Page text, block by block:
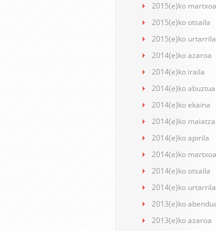
2015(e)ko martxoa
2015(e)ko otsaila
2015(e)ko urtarrila
2014(e)ko azaroa
2014(e)ko iraila
2014(e)ko abuztua
2014(e)ko ekaina
2014(e)ko maiatza
2014(e)ko apirila
2014(e)ko martxoa
2014(e)ko otsaila
2014(e)ko urtarrila
2013(e)ko
2013(e)ko azaroa